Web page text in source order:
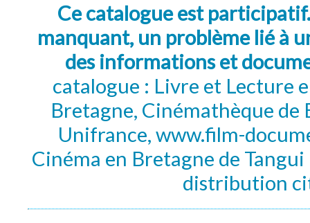
Ce catalogue est
manquant, un problème lié à
des informations et
catalogue : Livre et Lecture
Bretagne, Cinémathèque de
Unifrance, www.film-
Cinéma en Bretagne de
distribution